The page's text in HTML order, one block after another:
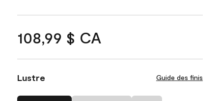
108,99 $ CA
Lustre Guide des finis